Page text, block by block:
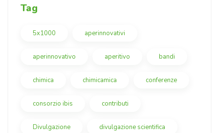
Tag
5x1000 aperinnovativi
aperinnovativo aperitivo bandi
chimica chimicamica conferenze
consorzio ibis contributi
Divulgazione divulgazione scientifica